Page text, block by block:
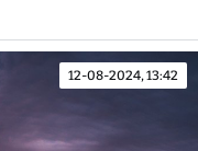
12-08-2024, 13:42